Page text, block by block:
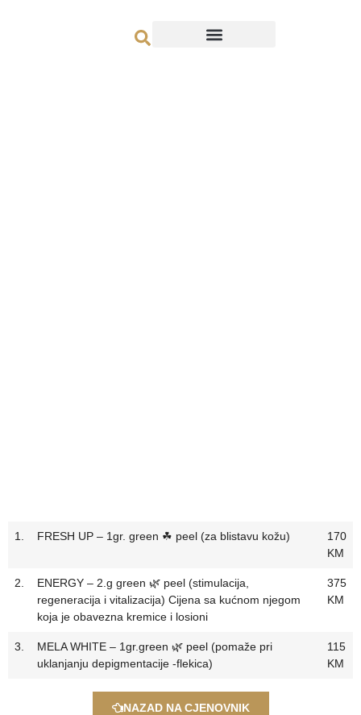
1. FRESH UP – 1gr. green ☘ peel (za blistavu kožu)
170
KM
2.
ENERGY – 2.g green 🌿 peel (stimulacija,
regeneracija i vitalizacija) Cijena sa kućnom njegom
koja je obavezna kremice i losioni
375
KM
3.
MELA WHITE – 1gr.green 🌿 peel (pomaže pri
uklanjanju depigmentacije -flekica)
115
KM
NAZAD NA CJENOVNIK